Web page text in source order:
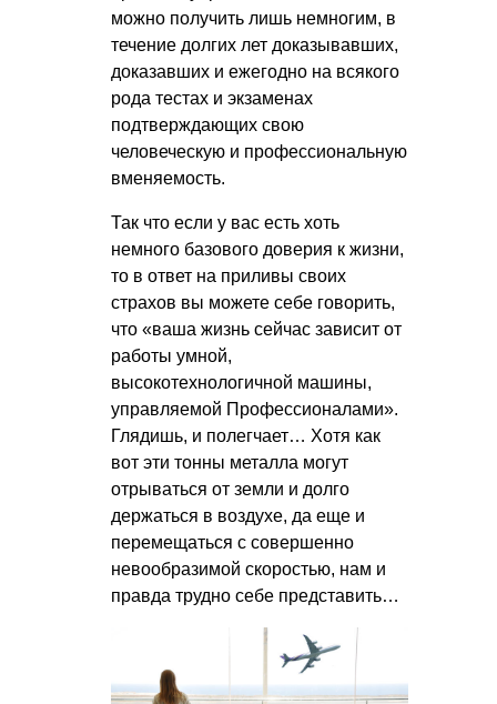
можно получить лишь немногим, в
течение долгих лет доказывавших,
доказавших и ежегодно на всякого
рода тестах и экзаменах
подтверждающих свою
человеческую и профессиональную
вменяемость.
Так что если у вас есть хоть
немного базового доверия к жизни,
то в ответ на приливы своих
страхов вы можете себе говорить,
что «ваша жизнь сейчас зависит от
работы умной,
высокотехнологичной машины,
управляемой Профессионалами».
Глядишь, и полегчает… Хотя как
вот эти тонны металла могут
отрываться от земли и долго
держаться в воздухе, да еще и
перемещаться с совершенно
невообразимой скоростью, нам и
правда трудно себе представить…